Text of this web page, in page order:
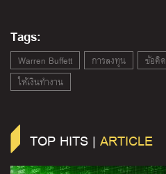
Tags:
Warren Buffett การลงทุน ข้อคิด
ให้เงินทำงาน
TOP HITS | ARTICLE